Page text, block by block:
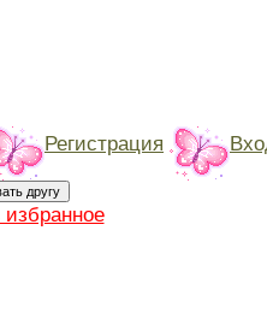
Регистрация